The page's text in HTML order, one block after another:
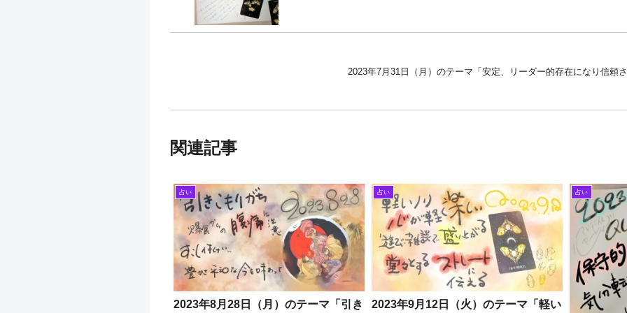
2023年7月31日（月）のテーマ「安定、リーダー的存在になり信頼
関連記事
占い
2023年8月28日（月）のテーマ「引き
占い
2023年9月12日（火）のテーマ「軽い
占い